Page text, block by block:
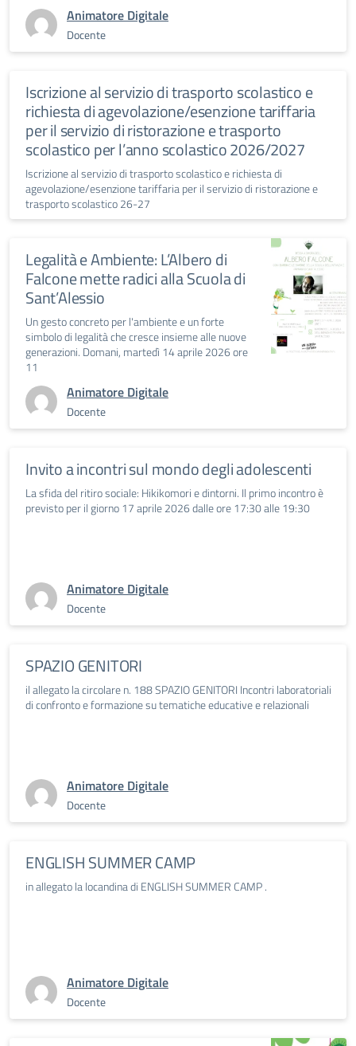
Animatore Digitale
Docente
Iscrizione al servizio di trasporto scolastico e
richiesta di agevolazione/esenzione tariffaria
per il servizio di ristorazione e trasporto
scolastico per l’anno scolastico 2026/2027
Iscrizione al servizio di trasporto scolastico e richiesta di
agevolazione/esenzione tariffaria per il servizio di ristorazione e
trasporto scolastico 26-27
Legalità e Ambiente: L’Albero di
Falcone mette radici alla Scuola di
Sant’Alessio
Un gesto concreto per l'ambiente e un forte
simbolo di legalità che cresce insieme alle nuove
generazioni. Domani, martedì 14 aprile 2026 ore
11
Animatore Digitale
Docente
Invito a incontri sul mondo degli adolescenti
La sfida del ritiro sociale: Hikikomori e dintorni. Il primo incontro è
previsto per il giorno 17 aprile 2026 dalle ore 17:30 alle 19:30
Animatore Digitale
Docente
SPAZIO GENITORI
il allegato la circolare n. 188 SPAZIO GENITORI Incontri laboratoriali
di confronto e formazione su tematiche educative e relazionali
Animatore Digitale
Docente
ENGLISH SUMMER CAMP
in allegato la locandina di ENGLISH SUMMER CAMP .
Animatore Digitale
Docente